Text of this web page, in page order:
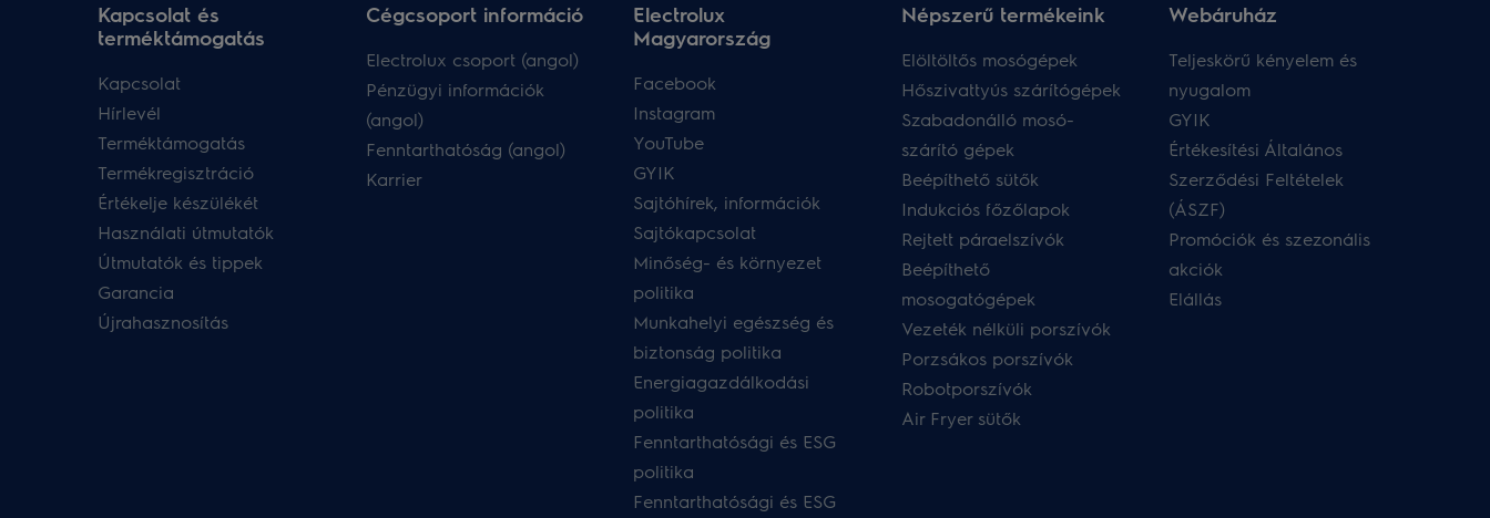
Kapcsolat és
terméktámogatás
Kapcsolat
Hírlevél
Terméktámogatás
Termékregisztráció
Értékelje készülékét
Használati útmutatók
Útmutatók és tippek
Garancia
Újrahasznosítás
Cégcsoport információ
Electrolux csoport (angol)
Pénzügyi információk
(angol)
Fenntarthatóság (angol)
Karrier
Electrolux
Magyarország
Facebook
Instagram
YouTube
GYIK
Sajtóhírek, információk
Sajtókapcsolat
Minőség- és környezet
politika
Munkahelyi egészség és
biztonság politika
Energiagazdálkodási
politika
Fenntarthatósági és ESG
politika
Fenntarthatósági és ESG
Népszerű termékeink
Elöltöltős mosógépek
Hőszivattyús szárítógépek
Szabadonálló mosó-
szárító gépek
Beépíthető sütők
Indukciós főzőlapok
Rejtett páraelszívók
Beépíthető
mosogatógépek
Vezeték nélküli porszívók
Porzsákos porszívók
Robotporszívók
Air Fryer sütők
Webáruház​
Teljeskörű kényelem és
nyugalom
GYIK
Értékesítési Általános
Szerződési Feltételek
(ÁSZF)
Promóciók és szezonális
akciók
Elállás